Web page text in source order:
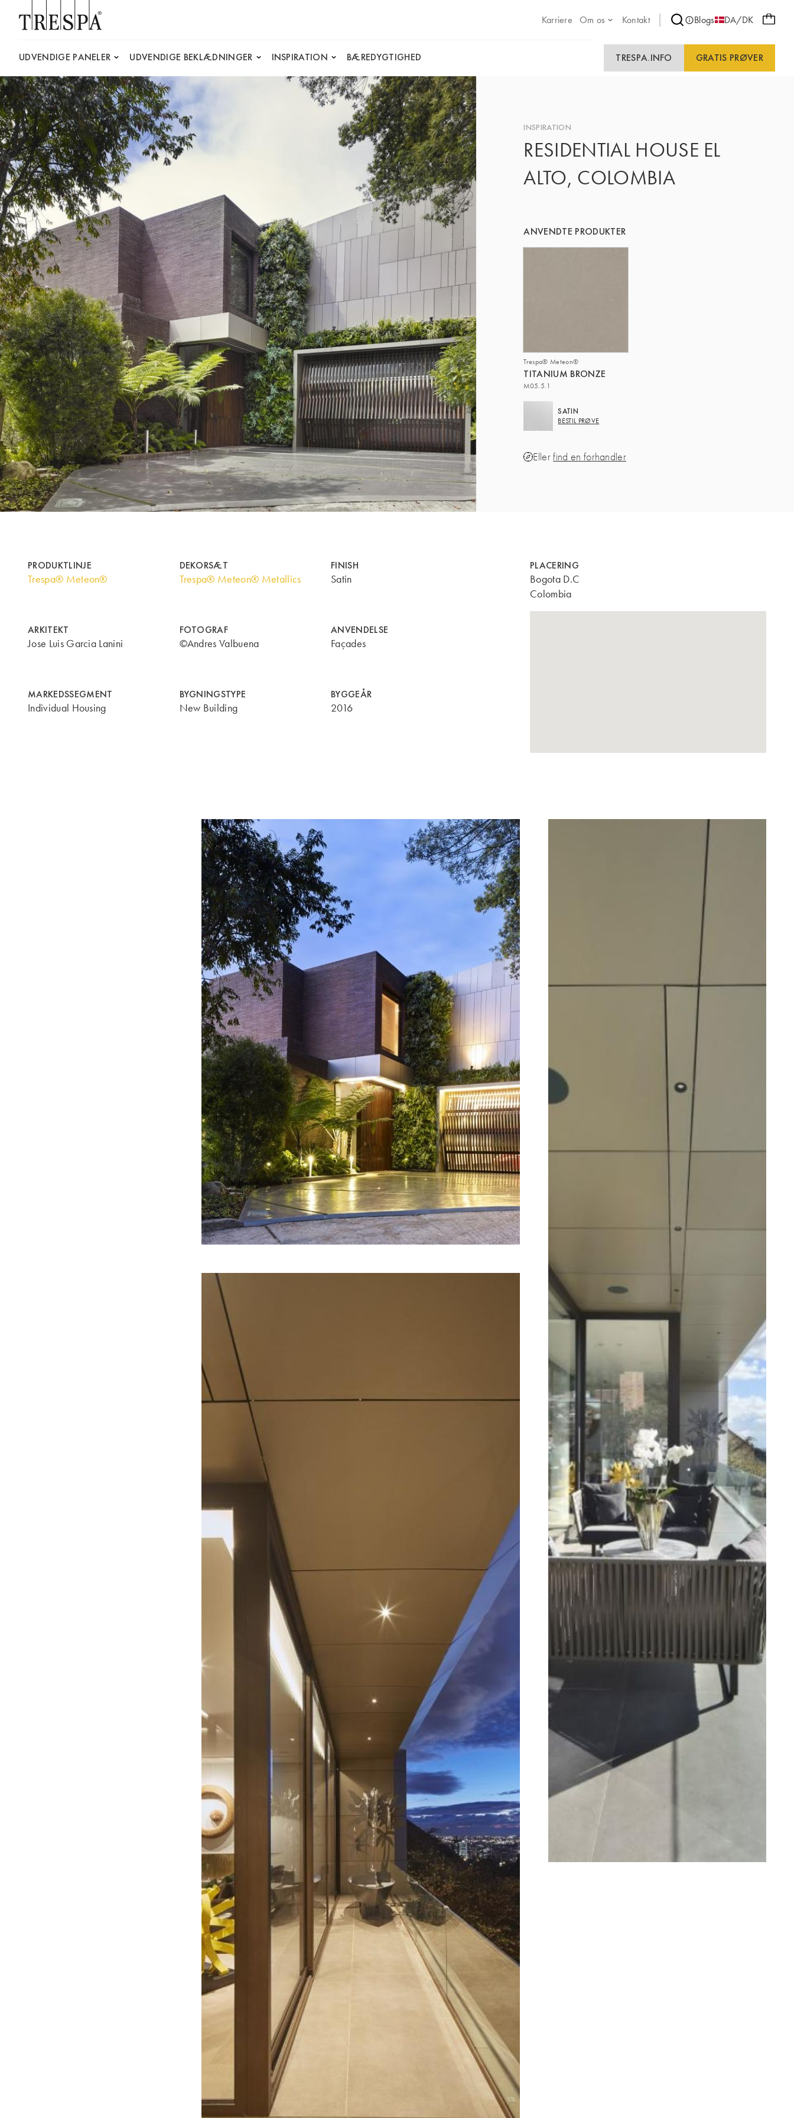
Karriere
Om os Kontakt Blogs DA/DK
UDVENDIGE PANELER UDVENDIGE BEKLÆDNINGER INSPIRATION BÆREDYGTIGHED TRESPA.INFO GRATIS PRØVER
INSPIRATION
RESIDENTIAL HOUSE EL
ALTO, COLOMBIA
ANVENDTE PRODUKTER
Trespa® Meteon®
TITANIUM BRONZE
M05.5.1
SATIN
BESTIL PRØVE
Ellerfind en forhandler
PRODUKTLINJE
Trespa® Meteon®
DEKORSÆT
Trespa® Meteon® Metallics
FINISH
Satin
ARKITEKT
Jose Luis Garcia Lanini
FOTOGRAF
©Andres Valbuena
ANVENDELSE
Façades
MARKEDSSEGMENT
Individual Housing
BYGNINGSTYPE
New Building
BYGGEÅR
2016
PLACERING
Bogota D.C
Colombia